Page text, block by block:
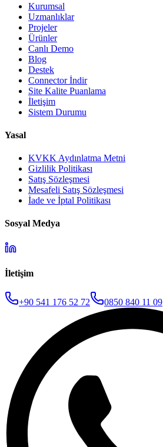
Kurumsal
Uzmanlıklar
Projeler
Ürünler
Canlı Demo
Blog
Destek
Connector İndir
Site Kalite Puanlama
İletişim
Sistem Durumu
Yasal
KVKK Aydınlatma Metni
Gizlilik Politikası
Satış Sözleşmesi
Mesafeli Satış Sözleşmesi
İade ve İptal Politikası
Sosyal Medya
İletişim
+90 541 176 52 72 0850 840 11 09